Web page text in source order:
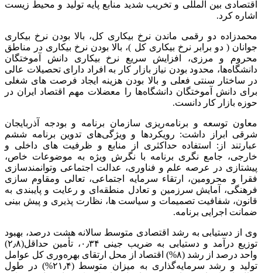
اقتصادی بین المللی و تخریب شدید منابع پایه تولید و محیط زیست
اشاره کرد.
محمدزاده دو رقمی ماندن نرخ بیکاری کل، بالا بودن نرخ بیکاری
جوانان ( دو برابر نرخ بیکاری کل )، بالا بودن نرخ بیکاری در مناطق
محروم و مرزی، افزایش سریع نرخ بیکاری دانش آموختگان
دانشگاه‌ها، محدود بودن نیاز بازار کار به افراد دارای تحصیلات عالی
در ساختار سنتی فعلی و بالا بودن هزینه ایجاد فرصت های شغلی
برای دانش آموختگان دانشگاه‌ها را معضلات مهم اقتصاد ایران در
حوزه بازار کار دانست.
معاون توسعه و برنامه‌ریزی سازمان برنامه و بودجه آذربایجان
شرقی ابراز داشت: رویکردها و ویژگی‌های تدوین برنامه ششم
عبارتند از: استفاده حداکثری از منابع و ظرفیت های داخلی و
خارجی، جامع نگری برنامه با نگرش ویژه به موضوعات خاص،
پیشتازی در عرصه علم و فناوری، عدالت اجتماعی وتوانمندسازی
فقرا و محرومین، ارتقاء سرمایه اجتماعی، تعالی ومقاوم سازی
فرهنگی، آمایش سرزمین و تعادل منطقه‌ای و رعایت و پایبندی به
قانون، شفافیت تصمیمات و سیاست ها، نظارت پذیری و پیش بینی
ضمانت اجرایی برنامه.
وی از دستیابی به رشد اقتصادی متوسط سالانه هشت درصد، بهبود
توزیع درآمد و دستیابی به ضریب جینی ۰٫۳۴، تأمین حداقل(۲٫۸)
واحد درصد از رشد (۸%) اقتصاد از محل ارتقای بهره‌وری کل عوامل
تولید و رشد سرمایه‌گذاری به میزان متوسط (۲۱٫۴%) در طول